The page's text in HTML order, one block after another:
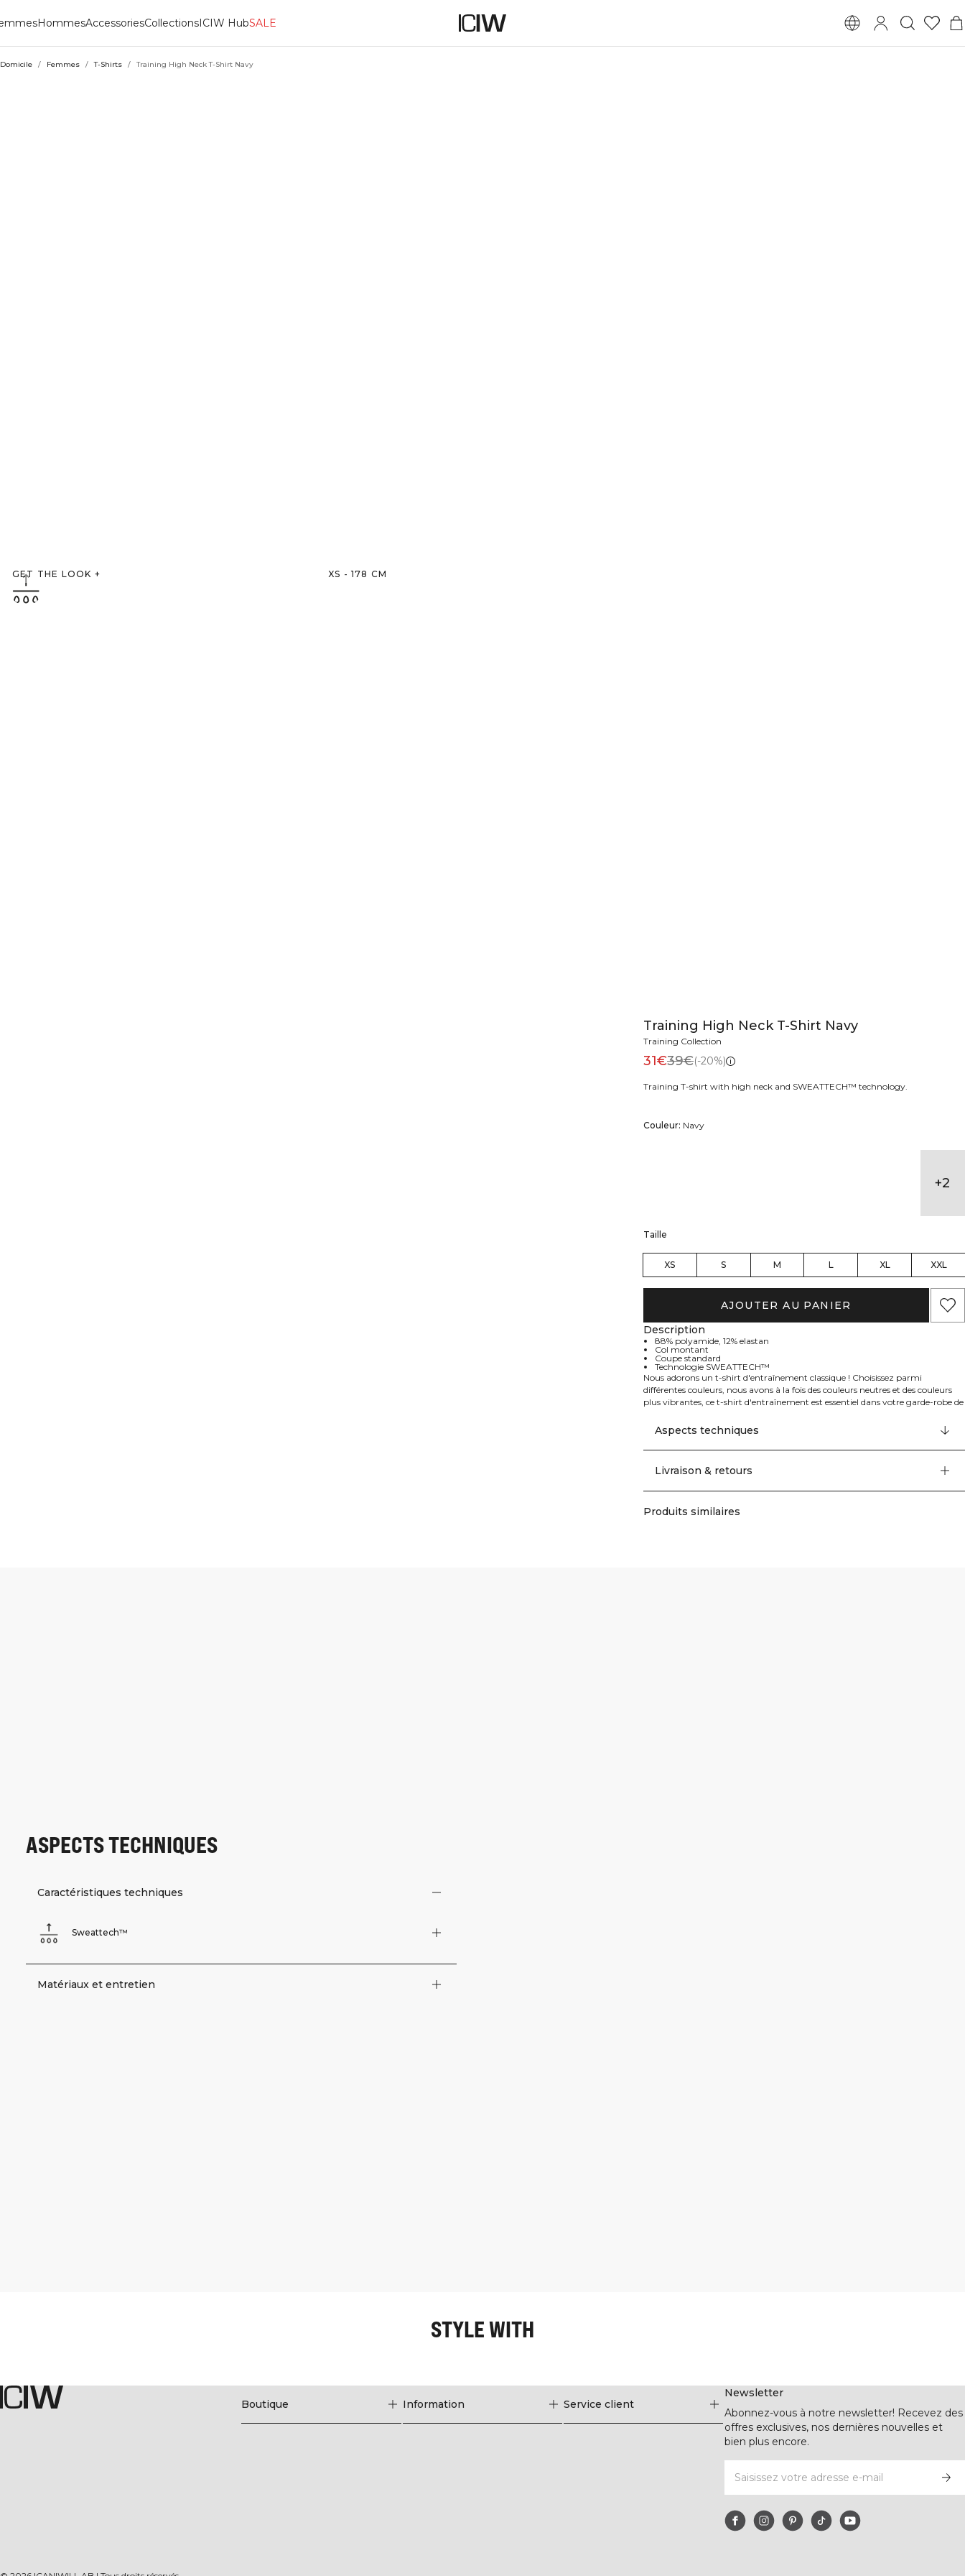
HommesAccessoriesCollectionsICIW HubSALE
Domicile / Femmes / T-Shirts / Training High Neck T-Shirt Navy
GET THE LOOK + XS - 178 CM
Training High Neck T-Shirt Navy
Training Collection
31€39€(-20%)
Training T-shirt with high neck and SWEATTECH™ technology.
Couleur: Navy
+2
Taille
XS S M L XL XXL
AJOUTER AU PANIER
Description
88% polyamide, 12% elastan
Col montant
Coupe standard
Technologie SWEATTECH™
Nous adorons un t-shirt d'entraînement classique ! Choisissez parmi
différentes couleurs, nous avons à la fois des couleurs neutres et des couleurs
plus vibrantes, ce t-shirt d'entraînement est essentiel dans votre garde-robe de
confortable et resterez au sec pendant vos entraînements. 88% Nylon, 12%
Elastan
Aspects techniques
Livraison & retours
Produits similaires
ASPECTS TECHNIQUES
Caractéristiques techniques
Sweattech™
Matériaux et entretien
STYLE WITH
Boutique Information Service client
Newsletter
Abonnez-vous à notre newsletter! Recevez des
offres exclusives, nos dernières nouvelles et
bien plus encore.